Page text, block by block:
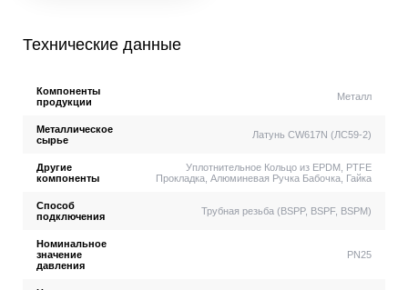
Технические данные
Компоненты
продукции
Металл
Металлическое
сырье
Латунь CW617N (ЛС59-2)
Другие
компоненты
Уплотнительное Кольцо из EPDM, PTFE
Прокладка, Алюминевая Ручка Бабочка, Гайка
Способ
подключения
Трубная резьба (BSPP, BSPF, BSPM)
Номинальное
значение
давления
PN25